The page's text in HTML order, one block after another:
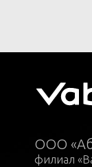
ООО
филиал